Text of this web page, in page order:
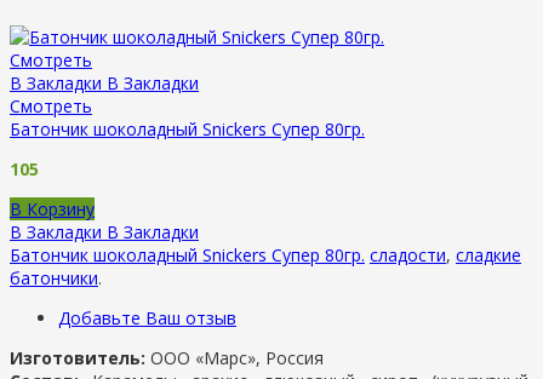
Смотреть
В Закладки В Закладки
Смотреть
Батончик шоколадный Snickers Супер 80гр.
105
В Корзину
В Закладки В Закладки
Батончик шоколадный Snickers Супер 80гр. сладости, сладкие
батончики.
Добавьте Ваш отзыв
Изготовитель: ООО «Марс», Россия